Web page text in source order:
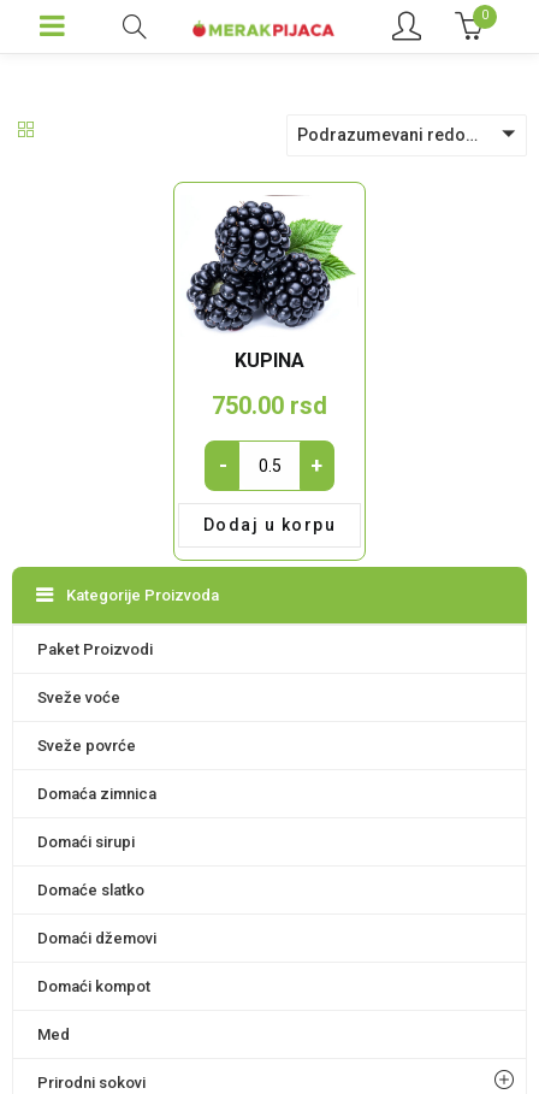
0
Podrazumevani redosled
KUPINA
750.00 rsd
Kupina
quantity
- +
Dodaj u korpu
Kategorije Proizvoda
Paket Proizvodi
Sveže voće
Sveže povrće
Domaća zimnica
Domaći sirupi
Domaće slatko
Domaći džemovi
Domaći kompot
Med
Prirodni sokovi